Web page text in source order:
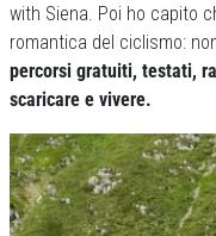
with Siena. Poi ho capito
romantica del ciclismo:
percorsi gratuiti, testati,
scaricare e vivere.